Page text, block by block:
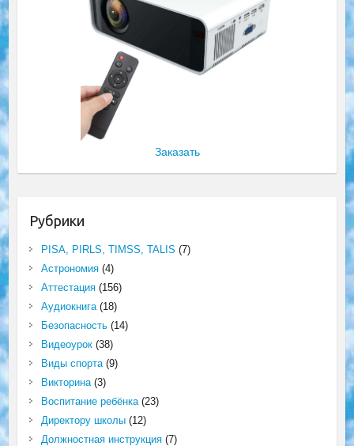
Заказать
Рубрики
PISA, PIRLS, TIMSS, TALIS (7)
Астрономия(4)
Аттестация(156)
Аудиокнига(18)
Безопасность(14)
Видеоурок(38)
Виды спорта(9)
Викторина(3)
Воспитание ребёнка(23)
Директору школы(12)
Должностная инструкция(7)